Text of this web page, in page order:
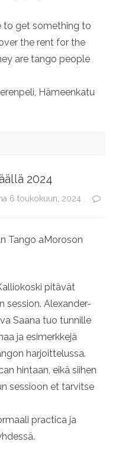
to get something to
the rent for the
are tango people
Hämeenkatu
2024
6 toukokuun, 2024 .
Tango aMoroson
pitävät
session. Alexander-
Saana tuo tunnille
ja esimerkkejä
harjoittelussa.
hintaan, eikä siihen
sessioon et tarvitse
practica ja